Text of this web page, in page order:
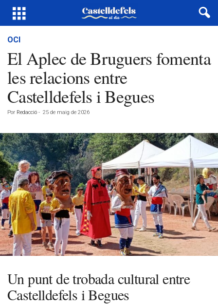
OCI
El Aplec de Bruguers fomenta
les relacions entre
Castelldefels i Begues
Por Redacció - 25 de maig de 2026
Un punt de trobada cultural entre
Castelldefels i Begues